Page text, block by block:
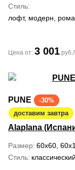
Стиль
лофт, модерн,
Цена от: 3 001
PUNE
-30%
доставим завтра
Alaplana
Размер 60x60,
Стиль классический